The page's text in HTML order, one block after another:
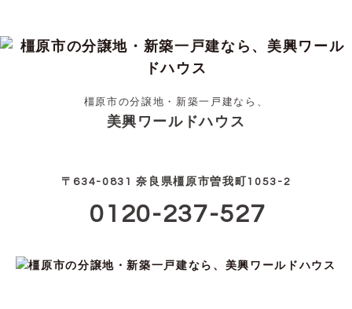
橿原市の分譲地・新築一戸建なら、
美興ワールドハウス
〒634-0831 奈良県橿原市曽我町1053-2
0120-237-527